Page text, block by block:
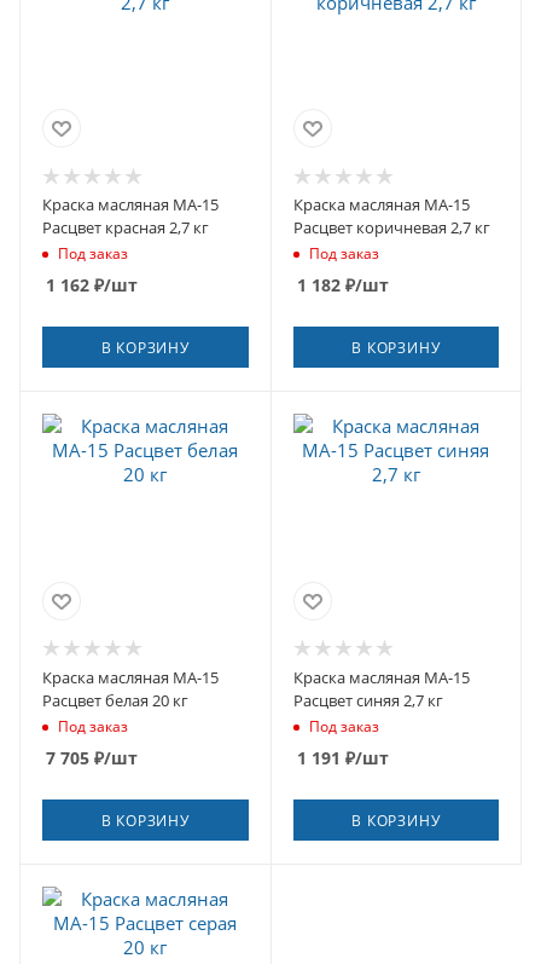
Краска масляная МА-15
Расцвет красная 2,7 кг
Под заказ
1 162 ₽/шт
В КОРЗИНУ
Краска масляная МА-15
Расцвет коричневая 2,7 кг
Под заказ
1 182₽/шт
В КОРЗИНУ
Краска масляная МА-15
Расцвет белая 20 кг
Под заказ
7 705 ₽/шт
В КОРЗИНУ
Краска масляная МА-15
Расцвет синяя 2,7 кг
Под заказ
1 191 ₽/шт
В КОРЗИНУ